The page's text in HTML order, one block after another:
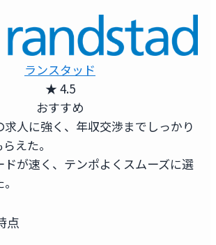
ランスタッド
★ 4.5
おすすめ
求人に強く、年収交渉までしっかり
えた。
ドが速く、テンポよくスムーズに選
点